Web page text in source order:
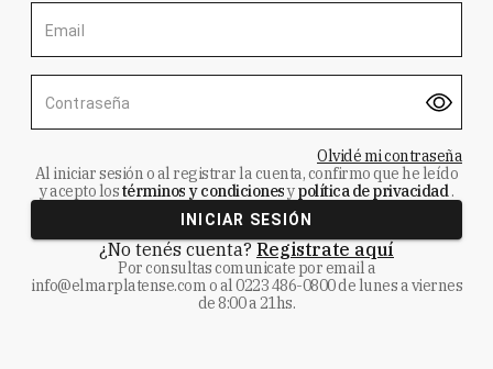
Email
Contraseña
Olvidé mi contraseña
Al iniciar sesión o al registrar la cuenta, confirmo que he leído
y acepto lostérminos y condicionesypolítica de privacidad.
INICIAR SESIÓN
¿No tenés cuenta? Registrate aquí
Por consultas comunicate por email a
info@elmarplatense.como al0223 486-0800de lunes a viernes
de 8:00 a 21hs.